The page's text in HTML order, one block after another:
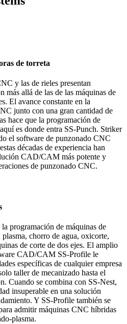
de torreta
y las de rieles presentan
más allá de las de las máquinas de
El avance constante en la
junto con una gran cantidad de
hace que la programación de
es donde entra SS-Punch. Striker
el software de punzonado CNC
décadas de experiencia han
CAD/CAM más potente y
de punzonado CNC.
programación de máquinas de
chorro de agua, oxicorte,
de corte de dos ejes. El amplio
CAD/CAM SS-Profile le
específicas de cualquier empresa
taller de mecanizado hasta el
Cuando se combina con SS-Nest,
insuperable en una solución
Y SS-Profile también se
admitir máquinas CNC híbridas
plasma.